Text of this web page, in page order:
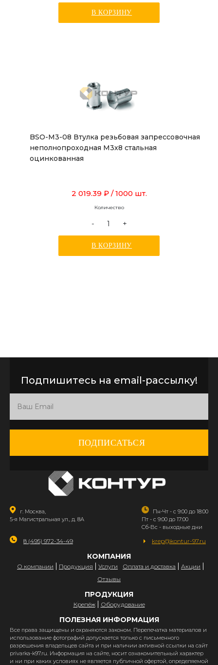
В КОРЗИНУ
BSO-M3-08 Втулка резьбовая запрессовочная
неполнопроходная М3х8 стальная
оцинкованная
2 019.39 ₽ / 1000 шт.
Количество
- +
В КОРЗИНУ
Подпишитесь на email-рассылку!
ПОДПИСАТЬСЯ
г. Москва,
5-я Магистральная ул., д. 8А
Пн-Чт - с 9:00 до 18:00
Пт - с 9:00 до 17:00
Сб-Вс - выходные дни
8 (495) 972-34-49 krep@kontur-97.ru
КОМПАНИЯ
О компании Продукция Услуги Оплата и доставка
Акции
Отзывы
ПРОДУКЦИЯ
Крепёж Оборудование
ПОЛЕЗНАЯ ИНФОРМАЦИЯ
Все права защищены и охраняются законом. Перепечатка материалов и
использование фотографий допускается только с письменного
разрешения владельцев сайта и при наличии активной ссылки на сайт
privarka-k97.ru. Информация на сайте, носит ознакомительный характер
и ни при каких условиях не является публичной офертой, определяемой